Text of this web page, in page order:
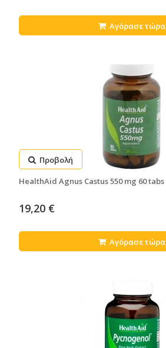
Αγόρασε τώρα
Προβολή
HealthAid Agnus Castus 550 mg 60 tabs
19,20 €
Αγόρασε τώρα